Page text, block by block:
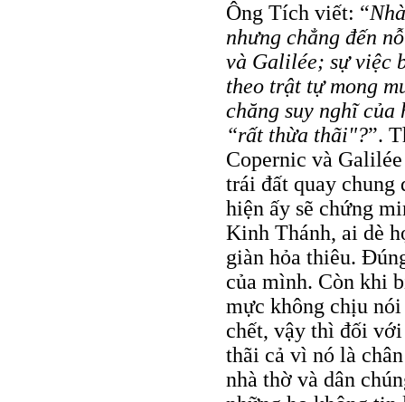
Ông Tích viết: “
nhưng chẳng đến
và Galilée; sự việc
theo trật tự mong
chăng suy nghĩ
“rất thừa thãi"?”.
Copernic và
trái đất quay chung
hiện ấy sẽ chứng
Kinh Thánh, ai dè
giàn hỏa thiêu.
của mình. Còn khi
mực không chịu
chết, vậy thì đối
thãi cả vì nó là
nhà thờ và dân